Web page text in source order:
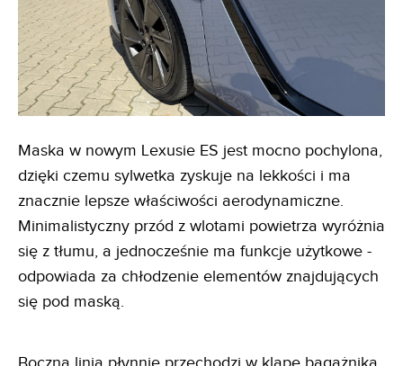
Maska w nowym Lexusie ES jest mocno pochylona,
dzięki czemu sylwetka zyskuje na lekkości i ma
znacznie lepsze właściwości aerodynamiczne.
Minimalistyczny przód z wlotami powietrza wyróżnia
się z tłumu, a jednocześnie ma funkcje użytkowe -
odpowiada za chłodzenie elementów znajdujących
się pod maską.